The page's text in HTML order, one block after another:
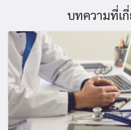
บทความที่เ